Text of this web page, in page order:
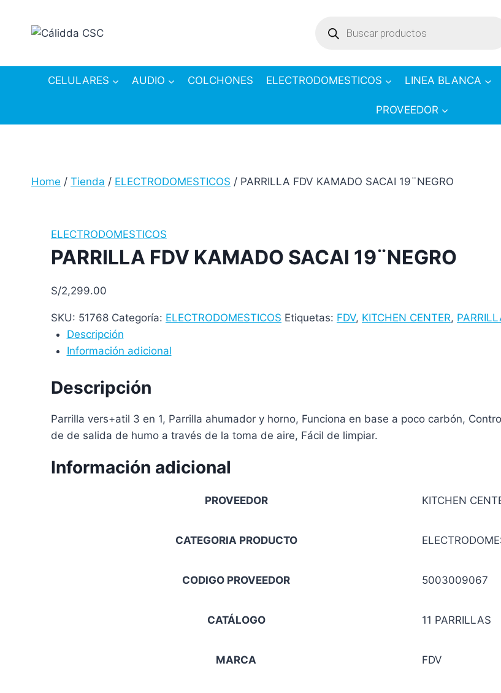
search
CELULARES AUDIO COLCHONES ELECTRODOMESTICOS LINEA BLANCA
PROVEEDOR
Home / Tienda / ELECTRODOMESTICOS / PARRILLA FDV KAMADO SACAI 19¨NEGRO
ELECTRODOMESTICOS
PARRILLA FDV KAMADO SACAI 19¨NEGRO
S/2,299.00
SKU: 51768 Categoría: ELECTRODOMESTICOS Etiquetas: FDV, KITCHEN CENTER,
Descripción
Información adicional
Descripción
Parrilla vers+atil 3 en 1, Parrilla ahumador y horno, Funciona en base a poco carbón,
de de salida de humo a través de la toma de aire, Fácil de limpiar.
Información adicional
PROVEEDOR KITCHEN
CATEGORIA PRODUCTO
CODIGO PROVEEDOR 5003009067
CATÁLOGO 11 PARRILLAS
MARCA FDV